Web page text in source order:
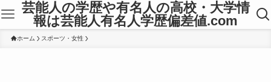
芸能人の学歴や有名人の高校・大学情
報は芸能人有名人学歴偏差値.com
ホーム スポーツ・女性